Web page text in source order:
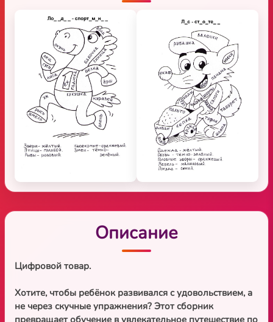
Описание
Цифровой товар.
Хотите, чтобы ребёнок развивался с удовольствием, а
не через скучные упражнения? Этот сборник
превращает обучение в увлекательное путешествие по